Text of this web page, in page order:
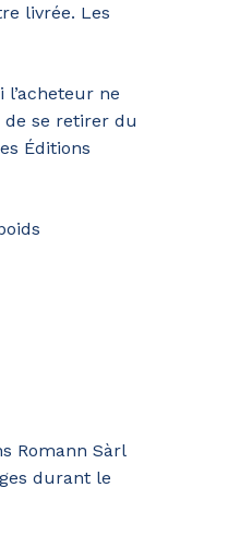
livrée. Les
ne
de se retirer du
Éditions
Romann Sàrl
durant le